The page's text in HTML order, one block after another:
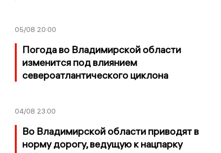
05/08 20:00
Погода во Владимирской области
изменится под влиянием
североатлантического циклона
04/08 23:00
Во Владимирской области приводят в
норму дорогу, ведущую к нацпарку